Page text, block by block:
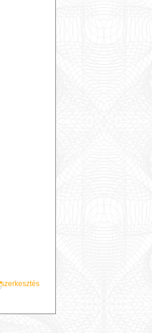
szerkesztés